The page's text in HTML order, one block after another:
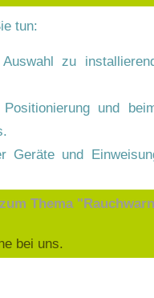
tun:
zu
und
Geräte und
Thema
bei uns.